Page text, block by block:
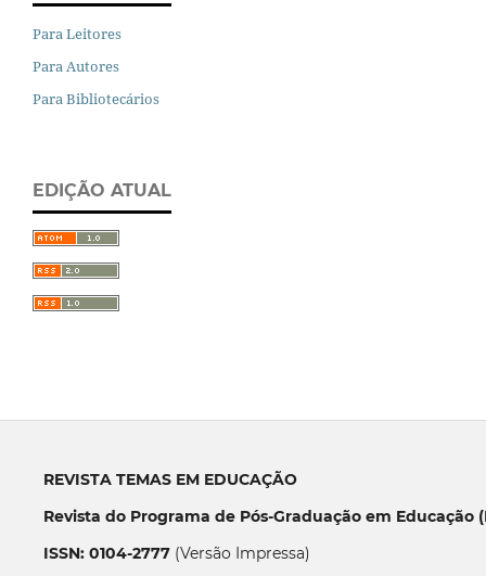
Para Leitores
Para Autores
Para Bibliotecários
EDIÇÃO ATUAL
REVISTA TEMAS EM EDUCAÇÃO
Revista do Programa de Pós-Graduação em Educação
ISSN: 0104-2777(Versão Impressa)